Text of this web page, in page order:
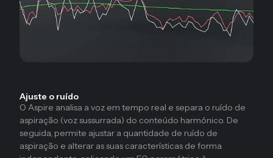
Ajuste o ruído
O Aspire analisa a voz em tempo real e separa o ruído de
aspiração (voz sussurrada) do conteúdo harmónico. De
seguida, permite ajustar a quantidade de ruído de
aspiração e alterar as suas características de forma